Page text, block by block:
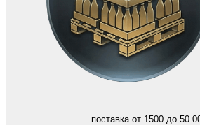
поставка от 1500 до 50